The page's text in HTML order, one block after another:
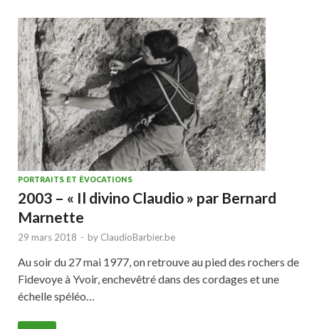
PORTRAITS ET ÉVOCATIONS
2003 – « Il divino Claudio » par Bernard
Marnette
29 mars 2018 - by ClaudioBarbier.be
Au soir du 27 mai 1977, on retrouve au pied des rochers de
Fidevoye à Yvoir, enchevêtré dans des cordages et une
échelle spéléo…